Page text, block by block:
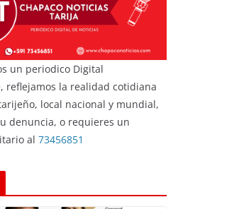
un periodico Digital
reflejamos la realidad cotidiana
local nacional y mundial,
denuncia, o requieres un
al 73456851